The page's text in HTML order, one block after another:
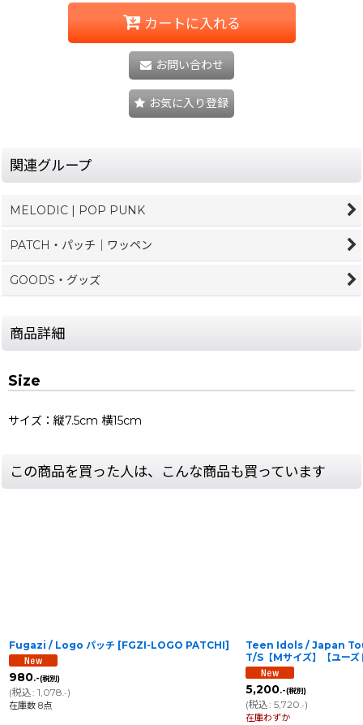
カートに入れる
お問い合わせ
お気に入り登録
関連グループ
MELODIC | POP PUNK
PATCH・パッチ｜ワッペン
GOODS・グッズ
商品詳細
Size
サイズ：縦7.5cm 横15cm
この商品を買った人は、こんな商品も買っています
Fugazi / Logo パッチ [FGZI-LOGO PATCHI]
980.-(税別)
(税込: 1,078 .-)
在庫数 8点
Teen Idols / Japan
T/S【Mサイズ】【ユーズ
5,200.-(税別)
(税込: 5,720 .-)
在庫わずか